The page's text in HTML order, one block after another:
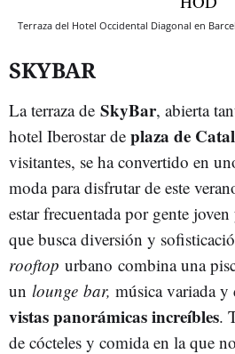
Terraza del Hotel Occidental Diagonal en
SKYBAR
La terraza de SkyBar, abierta
hotel Iberostar de plaza de
visitantes, se ha convertido en
moda para disfrutar de este
estar frecuentada por gente
que busca diversión y
rooftop urbano combina una
un lounge bar, música variada
vistas panorámicas increíbles.
de cócteles y comida en la que